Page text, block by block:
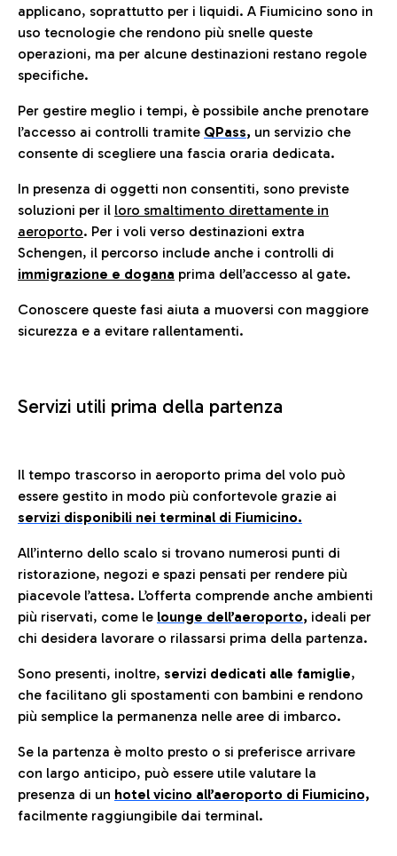
applicano, soprattutto per i liquidi. A Fiumicino sono in
uso tecnologie che rendono più snelle queste
operazioni, ma per alcune destinazioni restano regole
specifiche.
Per gestire meglio i tempi, è possibile anche prenotare
l’accesso ai controlli tramite QPass, un servizio che
consente di scegliere una fascia oraria dedicata.
In presenza di oggetti non consentiti, sono previste
soluzioni per il loro smaltimento direttamente in
aeroporto. Per i voli verso destinazioni extra
Schengen, il percorso include anche i controlli di
immigrazione e dogana prima dell’accesso al gate.
Conoscere queste fasi aiuta a muoversi con maggiore
sicurezza e a evitare rallentamenti.
Servizi utili prima della partenza
Il tempo trascorso in aeroporto prima del volo può
essere gestito in modo più confortevole grazie ai
servizi disponibili nei terminal di Fiumicino.
All’interno dello scalo si trovano numerosi punti di
ristorazione, negozi e spazi pensati per rendere più
piacevole l’attesa. L’offerta comprende anche ambienti
più riservati, come le lounge dell’aeroporto, ideali per
chi desidera lavorare o rilassarsi prima della partenza.
Sono presenti, inoltre, servizi dedicati alle famiglie,
che facilitano gli spostamenti con bambini e rendono
più semplice la permanenza nelle aree di imbarco.
Se la partenza è molto presto o si preferisce arrivare
con largo anticipo, può essere utile valutare la
presenza di un hotel vicino all’aeroporto di Fiumicino,
facilmente raggiungibile dai terminal.